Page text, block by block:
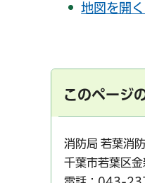
地図を開
このページ
消防局 若葉消
千葉市若葉区